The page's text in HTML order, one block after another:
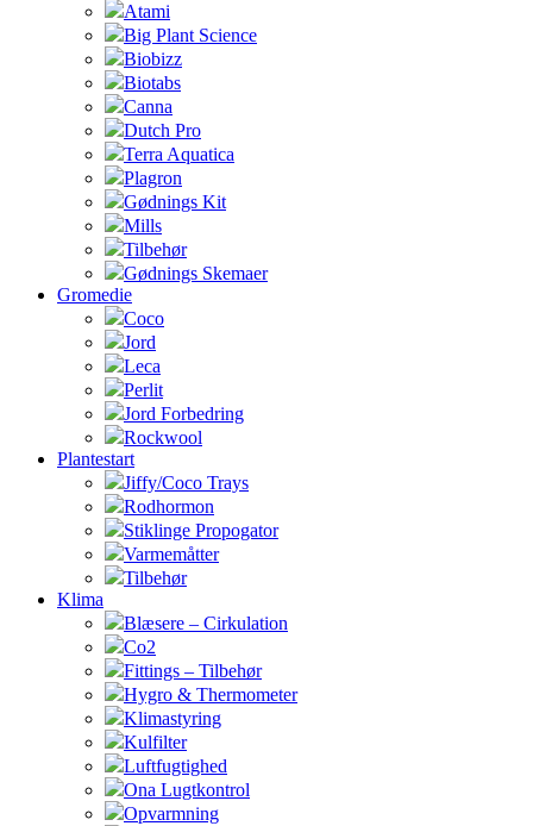
Atami
Big Plant Science
Biobizz
Biotabs
Canna
Dutch Pro
Terra Aquatica
Plagron
Gødnings Kit
Mills
Tilbehør
Gødnings Skemaer
Gromedie
Coco
Jord
Leca
Perlit
Jord Forbedring
Rockwool
Plantestart
Jiffy/Coco Trays
Rodhormon
Stiklinge Propogator
Varmemåtter
Tilbehør
Klima
Blæsere – Cirkulation
Co2
Fittings – Tilbehør
Hygro & Thermometer
Klimastyring
Kulfilter
Luftfugtighed
Ona Lugtkontrol
Opvarmning